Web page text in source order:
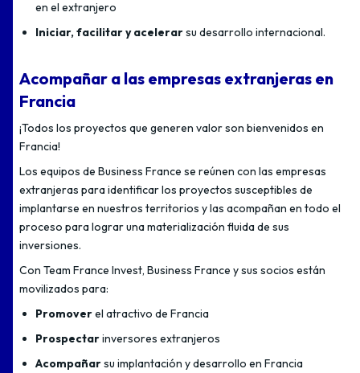
en el extranjero
Iniciar, facilitar y acelerarsu desarrollo internacional.
Acompañar a las empresas extranjeras en
Francia
¡Todos los proyectos que generen valor son bienvenidos en
Francia!
Los equipos de Business France se reúnen con las empresas
extranjeras para identificar los proyectos susceptibles de
implantarse en nuestros territorios y las acompañan en todo el
proceso para lograr una materialización fluida de sus
inversiones.
Con Team France Invest, Business France y sus socios están
movilizados para:
Promoverel atractivo de Francia
Prospectarinversores extranjeros
Acompañarsu implantación y desarrollo en Francia